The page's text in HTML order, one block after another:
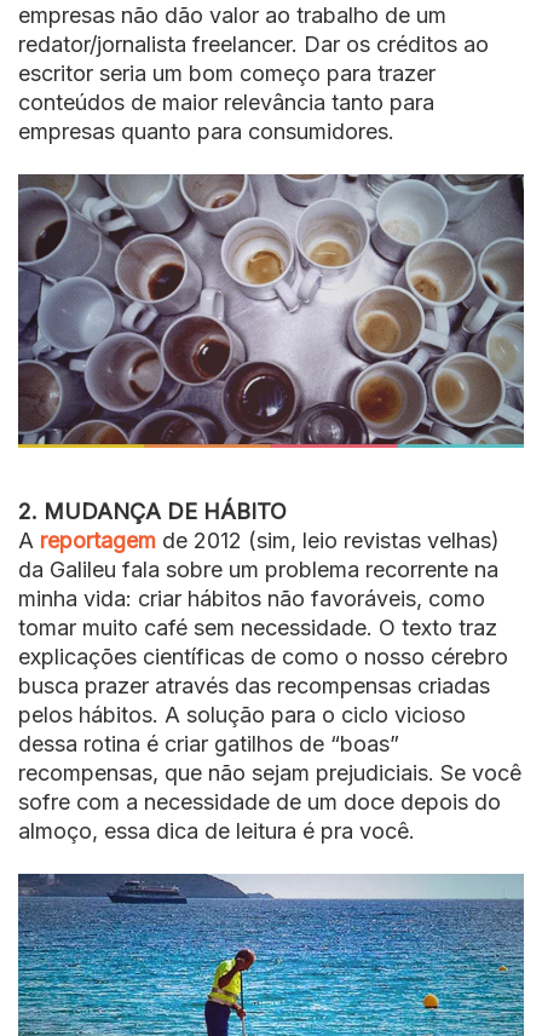
empresas não dão valor ao trabalho de um
redator/jornalista freelancer. Dar os créditos ao
escritor seria um bom começo para trazer
conteúdos de maior relevância tanto para
empresas quanto para consumidores.
2. MUDANÇA DE HÁBITO
A reportagem de 2012 (sim, leio revistas velhas)
da Galileu fala sobre um problema recorrente na
minha vida: criar hábitos não favoráveis, como
tomar muito café sem necessidade. O texto traz
explicações científicas de como o nosso cérebro
busca prazer através das recompensas criadas
pelos hábitos. A solução para o ciclo vicioso
dessa rotina é criar gatilhos de “boas”
recompensas, que não sejam prejudiciais. Se você
sofre com a necessidade de um doce depois do
almoço, essa dica de leitura é pra você.